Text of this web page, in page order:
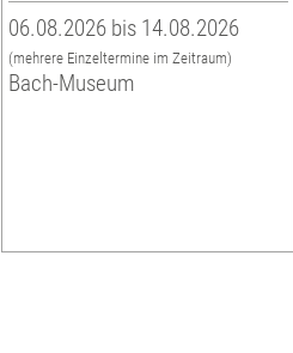
06.08.2026 bis 14.08.2026
(mehrere Einzeltermine im Zeitraum)
Bach-Museum